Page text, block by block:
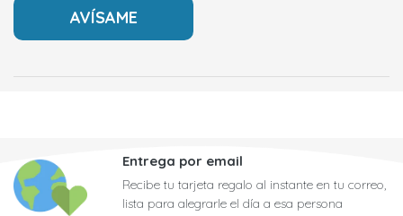
Entrega por email
Recibe tu tarjeta regalo al instante en tu correo,
lista para alegrarle el día a esa persona